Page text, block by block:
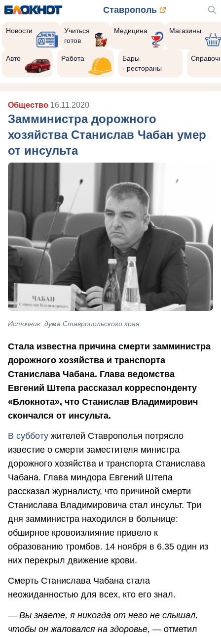
Ставрополь
Новости
Учиться
готов
Медицина Магазины
Авто Работа
Бары
- рестораны
Общество 16.11.2020
Замминистра дорожного
хозяйства Станислав Чабан умер
от инсульта
Источник: дума Ставропольского края
Стала известна причина смерти замминистра
дорожного хозяйства и транспорта
Станислава Чабана. Глава ведомства
Евгений Штепа рассказал корреспонденту
«Блокнота», что Станислав Владимирович
скончался от инсульта.
В субботу жителей Ставрополья потрясло
известие о смерти заместителя министра
дорожного хозяйства и транспорта Станислава
Чабана. Глава миндора Евгений Штепа
рассказал журналисту, что причиной смерти
Станислава Владимировича стал инсульт. Три
дня замминистра находился в больнице:
обширное кровоизлияние привело к
образованию тромбов. 14 ноября в 6.35 один из
них перекрыл движение крови.
Смерть Станислава Чабана стала
неожиданностью для всех, кто его знал.
— Вы знаете, я никогда от него не слышал,
чтобы он жаловался на здоровье, — отметил